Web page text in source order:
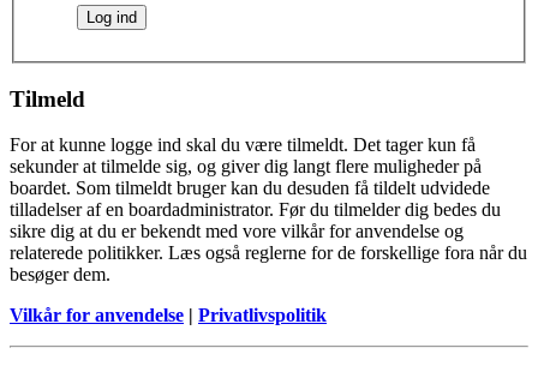
Tilmeld
For at kunne logge ind skal du være tilmeldt. Det tager kun få
sekunder at tilmelde sig, og giver dig langt flere muligheder på
boardet. Som tilmeldt bruger kan du desuden få tildelt udvidede
tilladelser af en boardadministrator. Før du tilmelder dig bedes du
sikre dig at du er bekendt med vore vilkår for anvendelse og
relaterede politikker. Læs også reglerne for de forskellige fora når du
besøger dem.
Vilkår for anvendelse | Privatlivspolitik